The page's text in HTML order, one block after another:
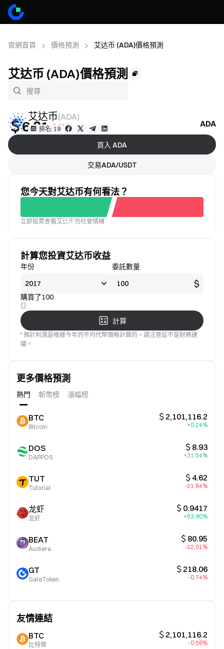
官網首頁 價格預測 艾达币 (ADA)價格預測
艾达币 (ADA)價格預測
艾达币(ADA)
排名: 19 ADA
＄6.31-0.69%
買入 ADA
交易ADA/USDT
您今天對艾达币有何看法？
標準
不滿
立即投票查看艾达币的社會情緒
計算您投資艾达币收益
年份 委託數量
$
購買了100
0
計算
* 預計利潤是根據今年的平均代幣價格計算的。請注意這不是財務建
議。
更多價格預測
熱門 新幣榜 漲幅榜
BTC
Bitcoin
＄2,101,116.2
+0.24%
DOS
DAPPOS
＄8.93
+31.54%
TUT
Tutorial
＄4.62
-21.84%
龙虾
龙虾
＄0.9417
+53.90%
BEAT
Audiera
＄80.95
-22.01%
GT
GateToken
＄218.06
-0.74%
友情連結
BTC
比特幣
＄2,101,116.2
-0.56%